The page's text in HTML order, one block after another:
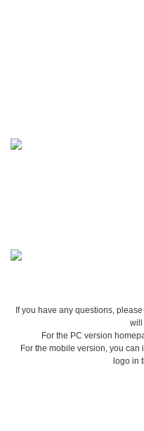
If you have any questions,
will
For the PC version
For the mobile version, you
logo in